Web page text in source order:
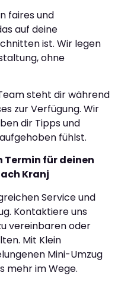
faires und
auf deine
ist. Wir legen
ohne
steht dir während
zur Verfügung. Wir
dir Tipps und
fühlst.
Termin für deinen
Kranj
Service und
Kontaktiere uns
vereinbaren oder
Mit Klein
Mini-Umzug
mehr im Wege.